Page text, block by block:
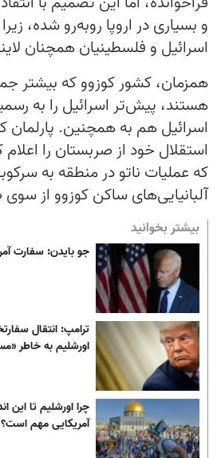
و بسیاری در اروپا روبه‌رو شده،
اسرائیل و فلسطینیان همچنان
همزمان، کشور کوزوو که بیشتر
هستند، پیش‌تر اسرائیل را به
که عملیات ناتو در منطقه به
آلبانیایی‌های ساکن کوزوو از
بیشتر بخوانید
جو بایدن: سفارت
ترامپ: انتقال
اورشلیم به خاطر
چرا اورشلیم تا این
آمریکایی مهم است؟